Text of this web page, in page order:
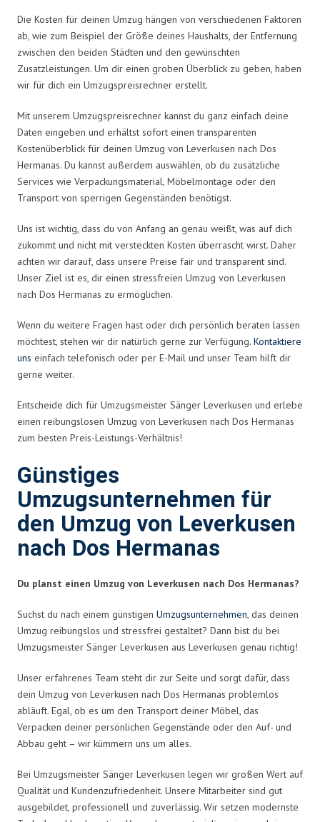
Die Kosten für deinen Umzug hängen von verschiedenen Faktoren
ab, wie zum Beispiel der Größe deines Haushalts, der Entfernung
zwischen den beiden Städten und den gewünschten
Zusatzleistungen. Um dir einen groben Überblick zu geben, haben
wir für dich ein Umzugspreisrechner erstellt.
Mit unserem Umzugspreisrechner kannst du ganz einfach deine
Daten eingeben und erhältst sofort einen transparenten
Kostenüberblick für deinen Umzug von Leverkusen nach Dos
Hermanas. Du kannst außerdem auswählen, ob du zusätzliche
Services wie Verpackungsmaterial, Möbelmontage oder den
Transport von sperrigen Gegenständen benötigst.
Uns ist wichtig, dass du von Anfang an genau weißt, was auf dich
zukommt und nicht mit versteckten Kosten überrascht wirst. Daher
achten wir darauf, dass unsere Preise fair und transparent sind.
Unser Ziel ist es, dir einen stressfreien Umzug von Leverkusen
nach Dos Hermanas zu ermöglichen.
Wenn du weitere Fragen hast oder dich persönlich beraten lassen
möchtest, stehen wir dir natürlich gerne zur Verfügung. Kontaktiere
uns einfach telefonisch oder per E-Mail und unser Team hilft dir
gerne weiter.
Entscheide dich für Umzugsmeister Sänger Leverkusen und erlebe
einen reibungslosen Umzug von Leverkusen nach Dos Hermanas
zum besten Preis-Leistungs-Verhältnis!
Günstiges
Umzugsunternehmen für
den Umzug von Leverkusen
nach Dos Hermanas
Du planst einen Umzug von Leverkusen nach Dos Hermanas?
Suchst du nach einem günstigen Umzugsunternehmen, das deinen
Umzug reibungslos und stressfrei gestaltet? Dann bist du bei
Umzugsmeister Sänger Leverkusen aus Leverkusen genau richtig!
Unser erfahrenes Team steht dir zur Seite und sorgt dafür, dass
dein Umzug von Leverkusen nach Dos Hermanas problemlos
abläuft. Egal, ob es um den Transport deiner Möbel, das
Verpacken deiner persönlichen Gegenstände oder den Auf- und
Abbau geht – wir kümmern uns um alles.
Bei Umzugsmeister Sänger Leverkusen legen wir großen Wert auf
Qualität und Kundenzufriedenheit. Unsere Mitarbeiter sind gut
ausgebildet, professionell und zuverlässig. Wir setzen modernste